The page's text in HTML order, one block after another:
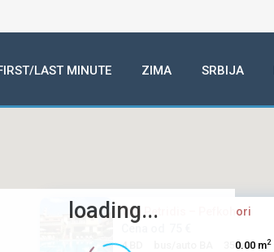
LAST MINUTE ZIMA SRBIJA
Vila Petridis – Pefkohori
4 BD 350.00 m2
loading...